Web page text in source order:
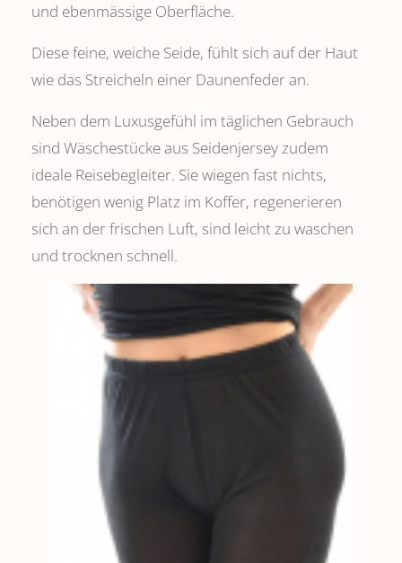
und ebenmässige Oberfläche.
Diese feine, weiche Seide, fühlt sich auf der Haut
wie das Streicheln einer Daunenfeder an.
Neben dem Luxusgefühl im täglichen Gebrauch
sind Wäschestücke aus Seidenjersey zudem
ideale Reisebegleiter. Sie wiegen fast nichts,
benötigen wenig Platz im Koffer, regenerieren
sich an der frischen Luft, sind leicht zu waschen
und trocknen schnell.